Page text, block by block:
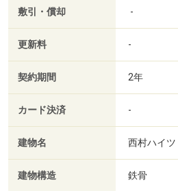
敷引・償却 -
更新料 -
契約期間 2年
カード決済 -
建物名 西村ハイツ
建物構造 鉄骨